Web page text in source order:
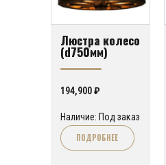
Люстра колесо
(d750мм)
194,900₽
Наличие: Под заказ
ПОДРОБНЕЕ